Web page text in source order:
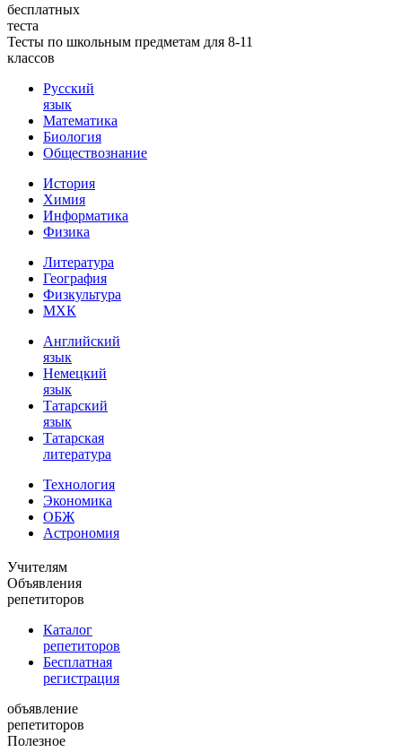
бесплатных
теста
Тесты по школьным предметам для 8-11
классов
Русский
язык
Математика
Биология
Обществознание
История
Химия
Информатика
Физика
Литература
География
Физкультура
МХК
Английский
язык
Немецкий
язык
Татарский
язык
Татарская
литература
Технология
Экономика
ОБЖ
Астрономия
Учителям
Объявления
репетиторов
Каталог
репетиторов
Бесплатная
регистрация
объявление
репетиторов
Полезное